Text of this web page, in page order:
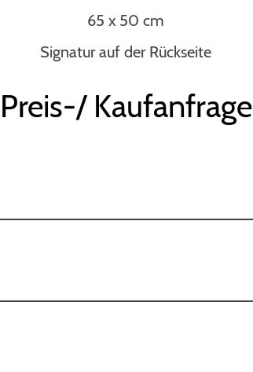
65 x 50 cm
Signatur auf der Rückseite
Preis-/ Kaufanfrage